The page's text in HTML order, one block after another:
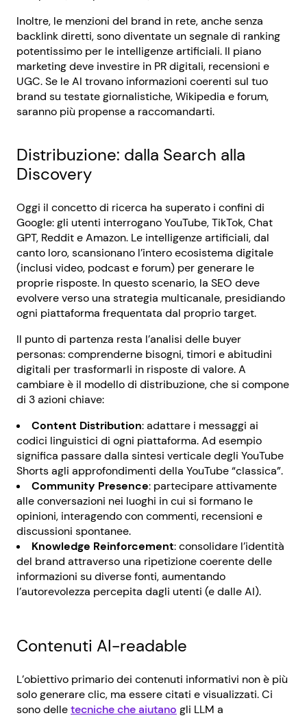
Inoltre, le menzioni del brand in rete, anche senza
backlink diretti, sono diventate un segnale di ranking
potentissimo per le intelligenze artificiali. Il piano
marketing deve investire in PR digitali, recensioni e
UGC. Se le AI trovano informazioni coerenti sul tuo
brand su testate giornalistiche, Wikipedia e forum,
saranno più propense a raccomandarti.
Distribuzione: dalla Search alla
Discovery
Oggi il concetto di ricerca ha superato i confini di
Google: gli utenti interrogano YouTube, TikTok, Chat
GPT, Reddit e Amazon. Le intelligenze artificiali, dal
canto loro, scansionano l’intero ecosistema digitale
(inclusi video, podcast e forum) per generare le
proprie risposte. In questo scenario, la SEO deve
evolvere verso una strategia multicanale, presidiando
ogni piattaforma frequentata dal proprio target.
Il punto di partenza resta l’analisi delle buyer
personas: comprenderne bisogni, timori e abitudini
digitali per trasformarli in risposte di valore. A
cambiare è il modello di distribuzione, che si compone
di 3 azioni chiave:
Content Distribution: adattare i messaggi ai
codici linguistici di ogni piattaforma. Ad esempio
significa passare dalla sintesi verticale degli YouTube
Shorts agli approfondimenti della YouTube “classica”.
Community Presence: partecipare attivamente
alle conversazioni nei luoghi in cui si formano le
opinioni, interagendo con commenti, recensioni e
discussioni spontanee.
Knowledge Reinforcement: consolidare l’identità
del brand attraverso una ripetizione coerente delle
informazioni su diverse fonti, aumentando
l’autorevolezza percepita dagli utenti (e dalle AI).
Contenuti AI-readable
L’obiettivo primario dei contenuti informativi non è più
solo generare clic, ma essere citati e visualizzati. Ci
sono delletecniche che aiutano gli LLM a